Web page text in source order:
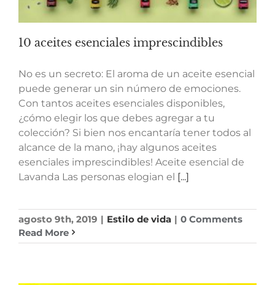
10 aceites esenciales imprescindibles
No es un secreto: El aroma de un aceite esencial
puede generar un sin número de emociones.
Con tantos aceites esenciales disponibles,
¿cómo elegir los que debes agregar a tu
colección? Si bien nos encantaría tener todos al
alcance de la mano, ¡hay algunos aceites
esenciales imprescindibles! Aceite esencial de
Lavanda Las personas elogian el [...]
agosto 9th, 2019 | Estilo de vida | 0 Comments
Read More